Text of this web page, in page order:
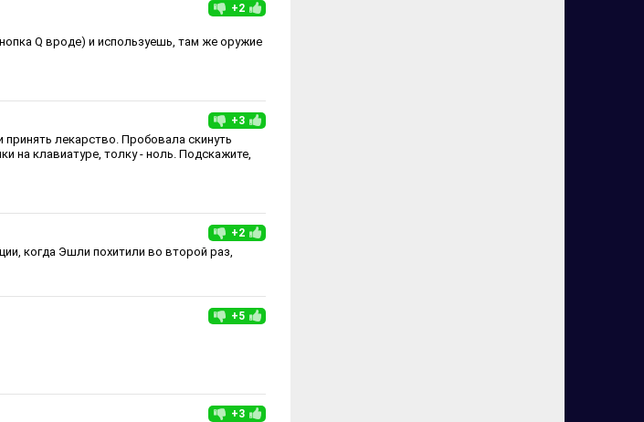
+2
Q вроде) и используешь, там же оружие
+3
лекарство. Пробовала скинуть
на клавиатуре, толку - ноль. Подскажите,
+2
когда Эшли похитили во второй раз,
+5
+3